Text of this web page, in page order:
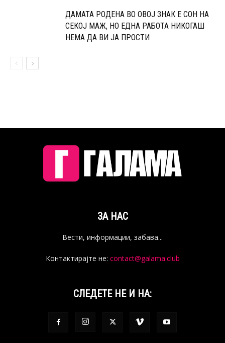
ДАМАТА РОДЕНА ВО ОВОЈ ЗНАК Е СОН НА
СЕКОЈ МАЖ, НО ЕДНА РАБОТА НИКОГАШ
НЕМА ДА ВИ ЈА ПРОСТИ
ЗА НАС
Вести, информации, забава...
Контактирајте не: contact@galama.club
СЛЕДЕТЕ НЕ И НА: